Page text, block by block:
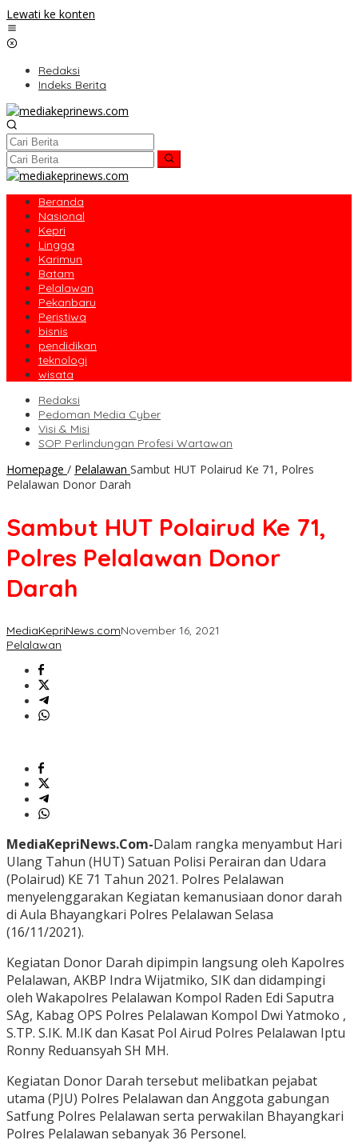
Lewati ke konten
Redaksi
Indeks Berita
Beranda
Nasional
Kepri
Lingga
Karimun
Batam
Pelalawan
Pekanbaru
Peristiwa
bisnis
pendidikan
teknologi
wisata
Redaksi
Pedoman Media Cyber
Visi & Misi
SOP Perlindungan Profesi Wartawan
Homepage / Pelalawan Sambut HUT Polairud Ke 71, Polres
Pelalawan Donor Darah
Sambut HUT Polairud Ke 71,
Polres Pelalawan Donor
Darah
MediaKepriNews.comNovember 16, 2021
Pelalawan
MediaKepriNews.Com-Dalam rangka menyambut Hari
Ulang Tahun (HUT) Satuan Polisi Perairan dan Udara
(Polairud) KE 71 Tahun 2021. Polres Pelalawan
menyelenggarakan Kegiatan kemanusiaan donor darah
di Aula Bhayangkari Polres Pelalawan Selasa
(16/11/2021).
Kegiatan Donor Darah dipimpin langsung oleh Kapolres
Pelalawan, AKBP Indra Wijatmiko, SIK dan didampingi
oleh Wakapolres Pelalawan Kompol Raden Edi Saputra
SAg, Kabag OPS Polres Pelalawan Kompol Dwi Yatmoko ,
S.TP. S.IK. M.IK dan Kasat Pol Airud Polres Pelalawan Iptu
Ronny Reduansyah SH MH.
Kegiatan Donor Darah tersebut melibatkan pejabat
utama (PJU) Polres Pelalawan dan Anggota gabungan
Satfung Polres Pelalawan serta perwakilan Bhayangkari
Polres Pelalawan sebanyak 36 Personel.